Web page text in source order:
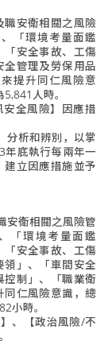
職安衛相關之風險
「環境考量面鑑
「安全事故、工傷
管理及勞保用品
提升同仁風險意
人時。
全風險】因應措
分析和辨別，以掌
年底執行每兩年一
立因應措施並予
安衛相關之風險管
「環境考量面鑑
「安全事故、工傷
」、「車間安全
制」、「職業衛
同仁風險意識，總
小時。
、【政治風險/不